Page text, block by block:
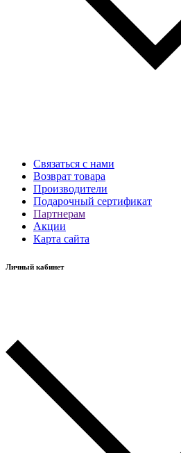
Связаться с нами
Возврат товара
Производители
Подарочный сертификат
Партнерам
Акции
Карта сайта
Личный кабинет